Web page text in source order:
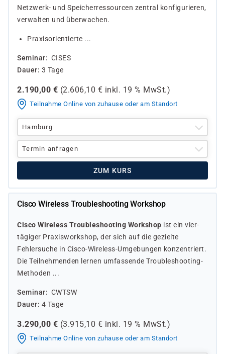
Netzwerk- und Speicherressourcen zentral konfigurieren,
verwalten und überwachen.
Praxisorientierte ...
Seminar
CISES
Dauer 3 Tage
2.190,00 € (2.606,10 € inkl. 19 % MwSt.)
Teilnahme Online von zuhause oder am Standort
Hamburg
Termin anfragen
ZUM KURS
Cisco Wireless Troubleshooting Workshop
Cisco Wireless Troubleshooting Workshop ist ein vier­
tägiger Praxisworkshop, der sich auf die gezielte
Fehlersuche in Cisco-Wireless-Umgebungen konzentriert.
Die Teilnehmenden lernen umfassende Troubleshooting-
Methoden ...
Seminar
CWTSW
Dauer 4 Tage
3.290,00 € (3.915,10 € inkl. 19 % MwSt.)
Teilnahme Online von zuhause oder am Standort